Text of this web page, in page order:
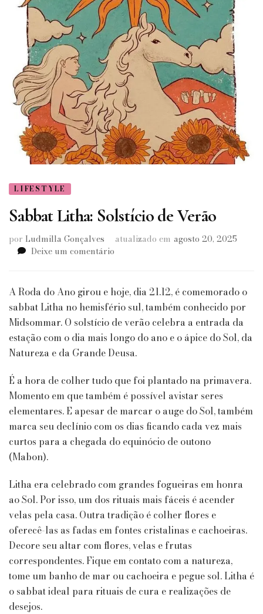
LIFESTYLE
Sabbat Litha: Solstício de Verão
por Ludmilla Gonçalves atualizado em agosto 20, 2025
Deixe um comentário
Solstício
de
Verão
A Roda do Ano girou e hoje, dia 21.12, é comemorado o
sabbat Litha no hemisfério sul, também conhecido por
Midsommar. O solstício de verão celebra a entrada da
estação com o dia mais longo do ano e o ápice do Sol, da
Natureza e da Grande Deusa.
É a hora de colher tudo que foi plantado na primavera.
Momento em que também é possível avistar seres
elementares. E apesar de marcar o auge do Sol, também
marca seu declínio com os dias ficando cada vez mais
curtos para a chegada do equinócio de outono
(Mabon).
Litha era celebrado com grandes fogueiras em honra
ao Sol. Por isso, um dos rituais mais fáceis é acender
velas pela casa. Outra tradição é colher flores e
oferecê-las as fadas em fontes cristalinas e cachoeiras.
Decore seu altar com flores, velas e frutas
correspondentes. Fique em contato com a natureza,
tome um banho de mar ou cachoeira e pegue sol. Litha é
o sabbat ideal para rituais de cura e realizações de
desejos.